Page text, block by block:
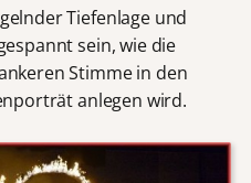
Tiefenlage und
sein, wie die
Stimme in den
anlegen wird.